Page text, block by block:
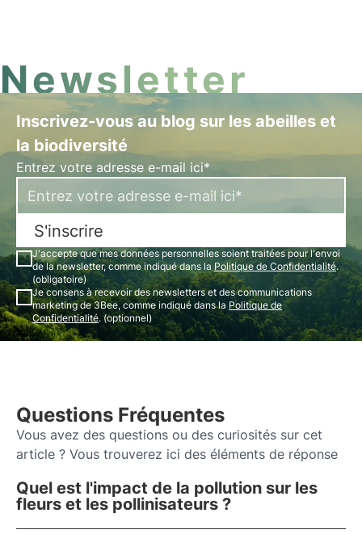
Newsletter
Inscrivez-vous au blog sur les abeilles et
la biodiversité
Entrez votre adresse e-mail ici*
S'inscrire
J'accepte que mes données personnelles soient traitées pour l'envoi
de la newsletter, comme indiqué dans la Politique de Confidentialité.
(obligatoire)
Je consens à recevoir des newsletters et des communications
marketing de 3Bee, comme indiqué dans la Politique de
Confidentialité. (optionnel)
Questions Fréquentes
Vous avez des questions ou des curiosités sur cet
article ? Vous trouverez ici des éléments de réponse
Quel est l'impact de la pollution sur les
fleurs et les pollinisateurs ?